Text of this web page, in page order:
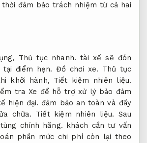
thời đảm bảo trách nhiệm từ cả hai
Thủ tục nhanh. tài xế sẽ đón
tại điểm hẹn.Đồ chơi xe. Thủ tục
khởi hành, Tiết kiệm nhiên liệu.
tra Xe để hỗ trợ xử lý bảo đảm
hiện đại. đảm bảo an toàn và đầy
chữa. Tiết kiệm nhiên liệu. Sau
chính hãng. khách cần tư vấn
phần mức chi phí còn lại theo